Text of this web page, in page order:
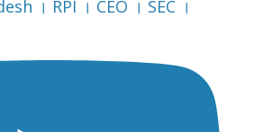
। RPI । CEO । SEC ।